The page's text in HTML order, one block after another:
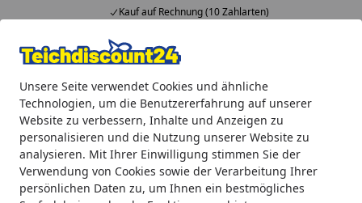
Unsere Seite verwendet Cookies und ähnliche
Technologien, um die Benutzererfahrung auf unserer
Website zu verbessern, Inhalte und Anzeigen zu
personalisieren und die Nutzung unserer Website zu
analysieren. Mit Ihrer Einwilligung stimmen Sie der
Verwendung von Cookies sowie der Verarbeitung Ihrer
persönlichen Daten zu, um Ihnen ein bestmögliches
Kauf auf Rechnung (10 Zahlarten)
Alle Produkte
Mein Konto
Suchen
Startseite
Teichprodukte Wasserspiele Wasserspiele ohne Teich
Ubbink Wasserspiel Atlanta